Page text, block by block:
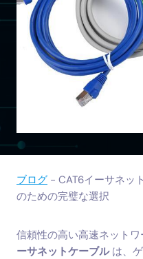
ブログ - CAT6イーサネッ
のための完璧な選択
信頼性の高い高速ネットワ
ーサネットケーブルは、